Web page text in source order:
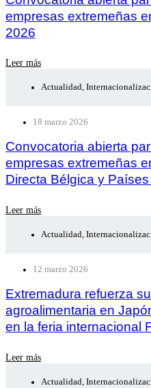
empresas extremeñas
2026
Leer más
Actualidad,
18 marzo 2026
Convocatoria abierta
empresas extremeñas
Directa Bélgica y
Leer más
Actualidad,
12 marzo 2026
Extremadura refuerza
agroalimentaria en
en la feria internacional
Leer más
Actualidad,